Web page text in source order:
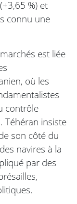
%) et
connu une
est liée
où les
contrôle
Téhéran insiste
son côté du
navires à la
par des